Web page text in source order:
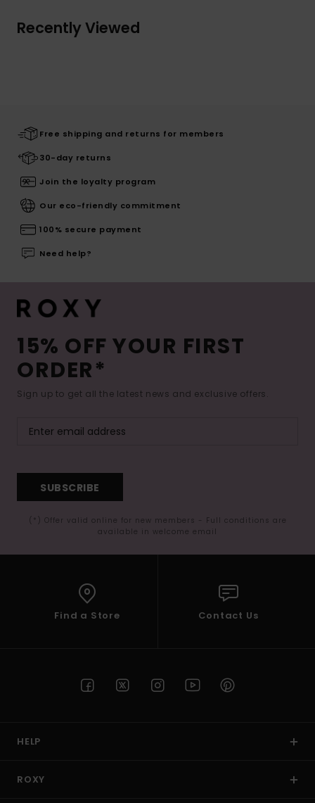
Recently Viewed
Free shipping and returns for members
30-day returns
Join the loyalty program
Our eco-friendly commitment
100% secure payment
Need help?
15% OFF YOUR FIRST
ORDER*
Sign up to get all the latest news and exclusive offers.
SUBSCRIBE
(*) Offer valid online for new members - Full conditions are
available in welcome email
Find a Store Contact Us
HELP
ROXY